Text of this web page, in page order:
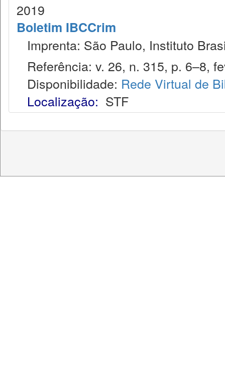
2019
Boletim IBCCrim
Imprenta: São Paulo, Instituto
Referência: v. 26, n. 315, p. 6–8,
Disponibilidade: Rede Virtual de
Localização: STF